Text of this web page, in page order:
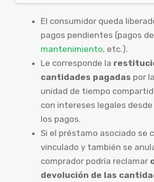
El consumidor queda
pagos pendientes (pagos de
mantenimiento, etc.).
Le corresponde la
cantidades pagadas por
unidad de tiempo
con intereses legales
los pagos.
Si el préstamo asociado se
vinculado y también se
comprador podría reclamar
devolución de las